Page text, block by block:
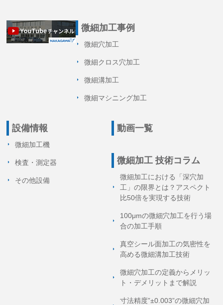
微細加工事例
微細穴加工
微細クロス穴加工
微細溝加工
微細マシニング加工
設備情報
微細加工機
検査・測定器
その他設備
動画一覧
微細加工 技術コラム
微細加工における「深穴加
工」の限界とは？アスペクト
比50倍を実現する技術
100μmの微細穴加工を行う場
合の加工手順
真空シール面加工の気密性を
高める微細溝加工技術
微細穴加工の定義からメリッ
ト・デメリットまで解説
寸法精度”±0.003”の微細穴加